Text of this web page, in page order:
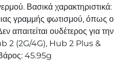
Βασικά χαρακτηριστικά:
γραμμής φωτισμού, όπως ο
ουδέτερος για την
2 (2G/4G), Hub 2 Plus &
45.95g